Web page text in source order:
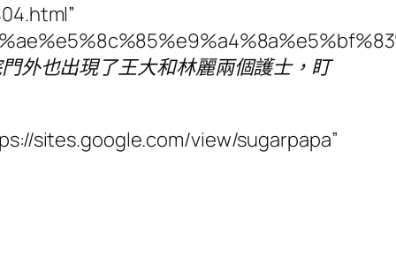
外也出現了王大和林麗兩個護士，盯
sites.google.com/view/sugarpapa”